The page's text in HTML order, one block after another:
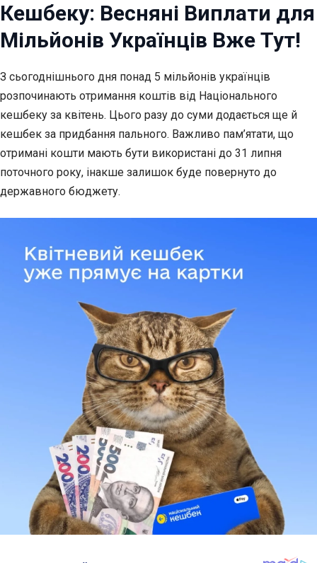
Кешбеку: Весняні Виплати для
Мільйонів Українців Вже Тут!
З сьогоднішнього дня понад 5 мільйонів українців
розпочинають отримання коштів від Національного
кешбеку за квітень. Цього разу до суми додається ще й
кешбек за придбання пального. Важливо пам’ятати, що
отримані кошти мають бути використані до 31 липня
поточного року, інакше залишок буде повернуто до
державного бюджету.